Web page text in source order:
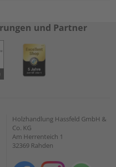
und Partner
Holzhandlung Hassfeld GmbH &
Co. KG
Am Herrenteich 1
32369 Rahden